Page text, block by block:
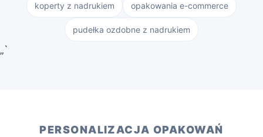
koperty z nadrukiem opakowania e-commerce
pudełka ozdobne z nadrukiem
„`
PERSONALIZACJA OPAKOWAŃ